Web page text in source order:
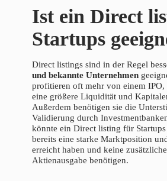
Ist ein Direct
Startups
Direct listings sind in der Regel
und bekannte Unternehmen
profitieren oft mehr von einem IPO,
eine größere Liquidität und
Außerdem benötigen sie die
Validierung durch
könnte ein Direct listing für
bereits eine starke Marktposition
erreicht haben und keine
Aktienausgabe benötigen.